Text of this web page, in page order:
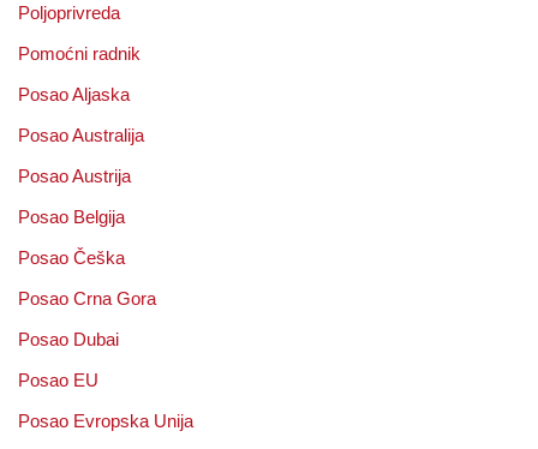
Poljoprivreda
Pomoćni radnik
Posao Aljaska
Posao Australija
Posao Austrija
Posao Belgija
Posao Češka
Posao Crna Gora
Posao Dubai
Posao EU
Posao Evropska Unija